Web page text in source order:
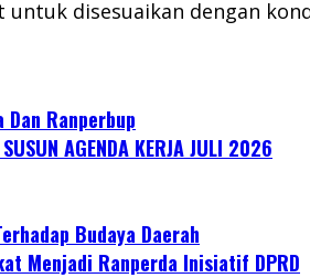
disesuaikan dengan
Dan Ranperbup
AGENDA KERJA JULI 2026
Budaya Daerah
Menjadi Ranperda Inisiatif DPRD